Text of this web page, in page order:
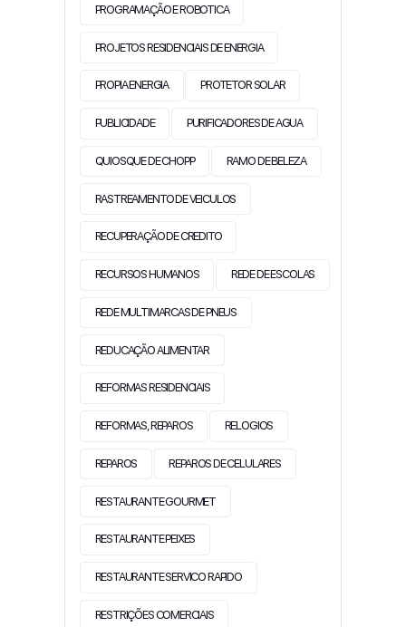
PROGRAMAÇÃO E ROBOTICA
PROJETOS RESIDENCIAIS DE ENERGIA
PROPIA ENERGIA PROTETOR SOLAR
PUBLICIDADE PURIFICADORES DE AGUA
QUIOSQUE DE CHOPP RAMO DE BELEZA
RASTREAMENTO DE VEICULOS
RECUPERAÇÃO DE CREDITO
RECURSOS HUMANOS REDE DE ESCOLAS
REDE MULTIMARCAS DE PNEUS
REDUCAÇÃO ALIMENTAR
REFORMAS RESIDENCIAIS
REFORMAS, REPAROS RELOGIOS
REPAROS REPAROS DE CELULARES
RESTAURANTE GOURMET
RESTAURANTE PEIXES
RESTAURANTE SERVICO RAPIDO
RESTRIÇÕES COMERCIAIS